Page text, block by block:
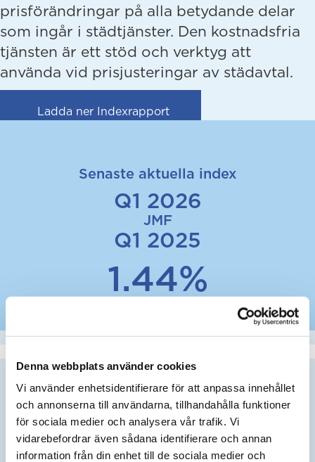
Denna webbplats använder cookies
Vi använder enhetsidentifierare för att anpassa innehållet
och annonserna till användarna, tillhandahålla funktioner
för sociala medier och analysera vår trafik. Vi
vidarebefordrar även sådana identifierare och annan
information från din enhet till de sociala medier och
prisförändringar på alla betydande delar
som ingår i städtjänster. Den kostnadsfria
tjänsten är ett stöd och verktyg att
använda vid prisjusteringar av städavtal.
Ladda ner Indexrapport(opens in new tab)
Senaste aktuella index
Q1 2026
JMF
Q1 2025
1.44%
BERÄKNA INDEX
AKTUELLT ÅR AKTUELLT KVARTAL